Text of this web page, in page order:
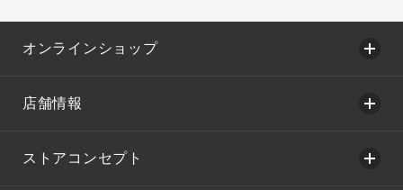
オンラインショップ
店舗情報
ストアコンセプト